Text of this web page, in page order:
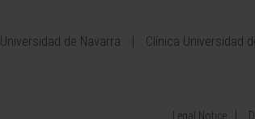
Universidad de Navarra Clínica Universidad
Legal Notice